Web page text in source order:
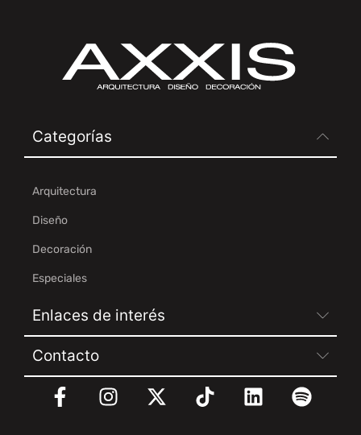
Categorías
Arquitectura
Diseño
Decoración
Especiales
Enlaces de interés
Contacto